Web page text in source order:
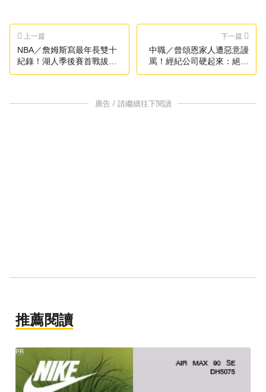
上一篇
NBA／詹姆斯寫最年長雙十
紀錄！湖人季後賽首戰拔火
箭
下一篇
中職／曾頌恩家人遭惡意謾
罵！經紀公司硬起來：絕不
容忍
廣告 / 請繼續往下閱讀
推薦閱讀
PR